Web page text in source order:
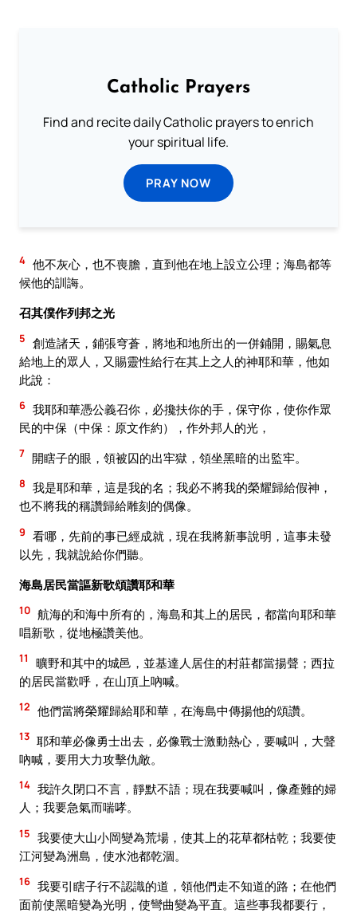
Catholic Prayers
Find and recite daily Catholic prayers to enrich
your spiritual life.
PRAY NOW
4 他不灰心，也不喪膽，直到他在地上設立公理；海島都等
候他的訓誨。
召其僕作列邦之光
5 創造諸天，鋪張穹蒼，將地和地所出的一併鋪開，賜氣息
給地上的眾人，又賜靈性給行在其上之人的神耶和華，他如
此說：
6 我耶和華憑公義召你，必攙扶你的手，保守你，使你作眾
民的中保（中保：原文作約），作外邦人的光，
7 開瞎子的眼，領被囚的出牢獄，領坐黑暗的出監牢。
8 我是耶和華，這是我的名；我必不將我的榮耀歸給假神，
也不將我的稱讚歸給雕刻的偶像。
9 看哪，先前的事已經成就，現在我將新事說明，這事未發
以先，我就說給你們聽。
海島居民當謳新歌頌讚耶和華
10 航海的和海中所有的，海島和其上的居民，都當向耶和華
唱新歌，從地極讚美他。
11
曠野和其中的城邑，並基達人居住的村莊都當揚聲；西拉
的居民當歡呼，在山頂上吶喊。
12 他們當將榮耀歸給耶和華，在海島中傳揚他的頌讚。
13 耶和華必像勇士出去，必像戰士激動熱心，要喊叫，大聲
吶喊，要用大力攻擊仇敵。
14 我許久閉口不言，靜默不語；現在我要喊叫，像產難的婦
人；我要急氣而喘哮。
15 我要使大山小岡變為荒場，使其上的花草都枯乾；我要使
江河變為洲島，使水池都乾涸。
16 我要引瞎子行不認識的道，領他們走不知道的路；在他們
面前使黑暗變為光明，使彎曲變為平直。這些事我都要行，